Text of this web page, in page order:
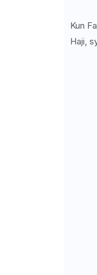
Kun
Haji,